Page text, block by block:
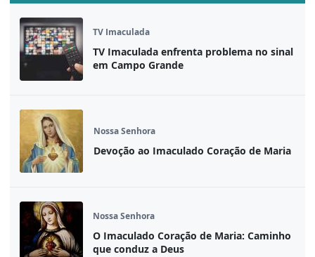
TV Imaculada
TV Imaculada enfrenta problema no sinal
em Campo Grande
Nossa Senhora
Devoção ao Imaculado Coração de Maria
Nossa Senhora
O Imaculado Coração de Maria: Caminho
que conduz a Deus